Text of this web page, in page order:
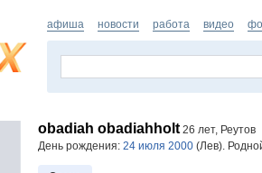
афиша новости работа видео
obadiah obadiahholt26 лет, Реутов
День рождения: 24 июля 2000 (Лев).